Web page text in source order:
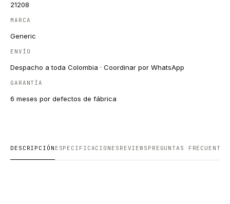
21208
MARCA
Generic
ENVÍO
Despacho a toda Colombia · Coordinar por WhatsApp
GARANTÍA
6 meses por defectos de fábrica
DESCRIPCIÓN ESPECIFICACIONES REVIEWS PREGUNTAS FRECUENTES